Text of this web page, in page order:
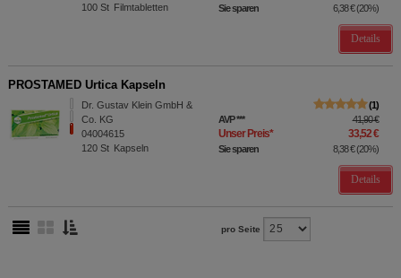
100 St Filmtabletten Sie sparen 6,38 €(20%)
Details
PROSTAMED Urtica Kapseln
Dr. Gustav Klein GmbH &
Co. KG
04004615
120 St Kapseln
1
AVP*** 41,90 €
Unser Preis* 33,52 €
Sie sparen 8,38 €(20%)
Details
pro Seite